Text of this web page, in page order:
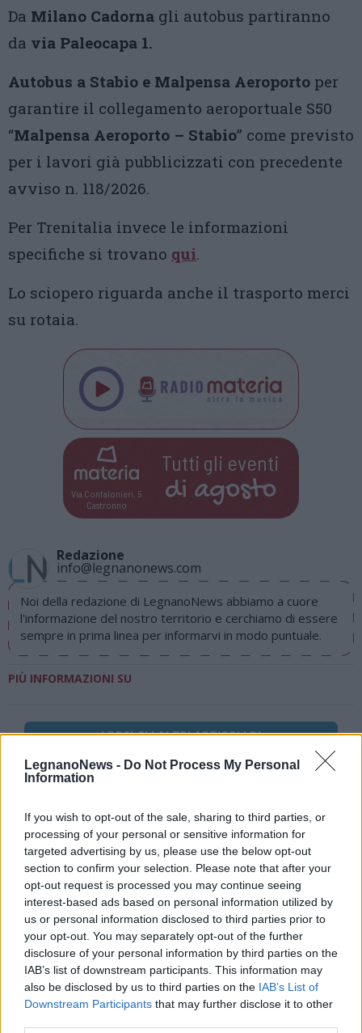
LegnanoNews - Do Not Process My Personal
Information
If you wish to opt-out of the sale, sharing to third parties, or
processing of your personal or sensitive information for
targeted advertising by us, please use the below opt-out
section to confirm your selection. Please note that after your
opt-out request is processed you may continue seeing
interest-based ads based on personal information utilized by
us or personal information disclosed to third parties prior to
your opt-out. You may separately opt-out of the further
disclosure of your personal information by third parties on the
IAB’s list of downstream participants. This information may
also be disclosed by us to third parties on the IAB’s List of
Downstream Participants that may further disclose it to other
Da Milano Cadorna gli autobus partiranno
da via Paleocapa 1.
Autobus a Stabio e Malpensa Aeroporto per
garantire il collegamento aeroportuale S50
“Malpensa Aeroporto – Stabio” come previsto
per i lavori già pubblicizzati con precedente
avviso n. 118/2026.
Per Trenitalia invece le informazioni
specifiche si trovano qui.
Lo sciopero riguarda anche il trasporto merci
su rotaia.
Via Confalonieri, 5
Castronno
Tutti gli eventi
di agosto
Redazione
info@legnanonews.com
Noi della redazione di LegnanoNews abbiamo a cuore
l'informazione del nostro territorio e cerchiamo di essere
sempre in prima linea per informarvi in modo puntuale.
PIÙ INFORMAZIONI SU
LEGGI GLI ALTRI ARTICOLI DI
Selezioniamo per te
Il meglio di